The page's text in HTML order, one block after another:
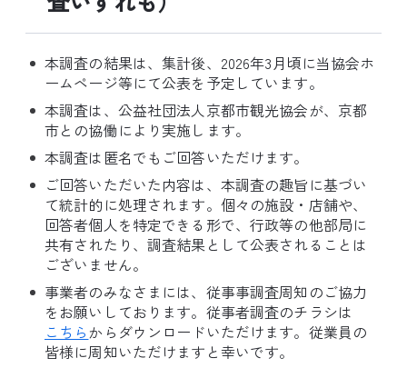
本調査の結果は、集計後、2026年3月頃に当協会ホ
ームページ等にて公表を予定しています。
本調査は、公益社団法人京都市観光協会が、京都
市との協働により実施します。
本調査は匿名でもご回答いただけます。
ご回答いただいた内容は、本調査の趣旨に基づい
て統計的に処理されます。個々の施設・店舗や、
回答者個人を特定できる形で、行政等の他部局に
共有されたり、調査結果として公表されることは
ございません。
事業者のみなさまには、従事事調査周知のご協力
をお願いしております。従事者調査のチラシは
こちらからダウンロードいただけます。従業員の
皆様に周知いただけますと幸いです。